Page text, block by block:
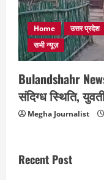
Home उत्तर प्रदेश
सभी न्यूज़
Bulandshahr
संदिग्ध स्थिति,
Megha Journalist
Recent Post